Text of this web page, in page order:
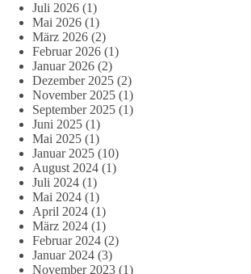
Juli 2026 (1)
Mai 2026 (1)
März 2026 (2)
Februar 2026 (1)
Januar 2026 (2)
Dezember 2025 (2)
November 2025 (1)
September 2025 (1)
Juni 2025 (1)
Mai 2025 (1)
Januar 2025 (10)
August 2024 (1)
Juli 2024 (1)
Mai 2024 (1)
April 2024 (1)
März 2024 (1)
Februar 2024 (2)
Januar 2024 (3)
November 2023 (1)